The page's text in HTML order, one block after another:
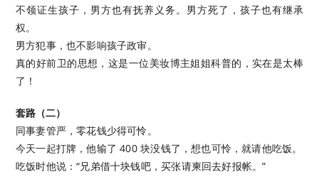
不领证生孩子，男方也有抚养义务。男方死了，孩子也有继承
权。
男方犯事，也不影响孩子政审。
真的好前卫的思想，这是一位美妆博主姐姐科普的，实在是太棒
了！
套路（二）
同事妻管严，零花钱少得可怜。
今天一起打牌，他输了 400 块没钱了，想也可怜，就请他吃饭。
吃饭时他说：“兄弟借十块钱吧，买张请柬回去好报帐。”